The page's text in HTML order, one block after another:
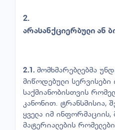
2.
არასანქციერბული ან
2.1. მომხმარებლებმა
მიწოდებული სერვისები
საქმიანობისთვის
კანონით. ტრანსმისია,
ყველა იმ ინფორმაციის,
მატერიალების